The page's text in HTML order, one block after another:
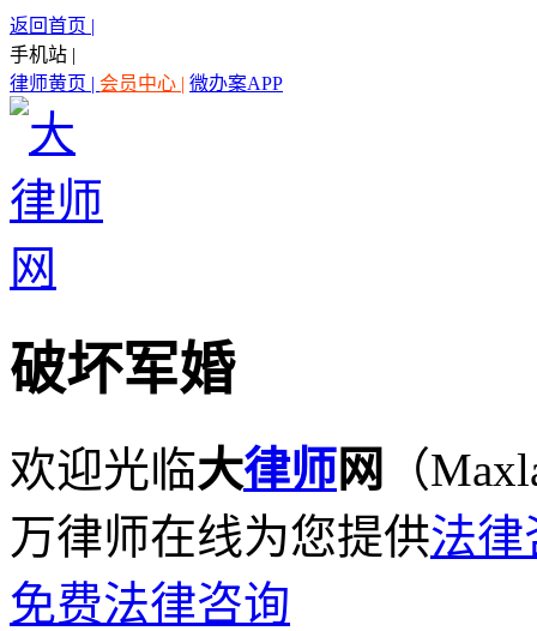
返回首页 |
手机站 |
律师黄页 | 会员中心 | 微办案APP
破坏军婚
欢迎光临大律师网
（
万律师在线为您提供法律
免费法律咨询